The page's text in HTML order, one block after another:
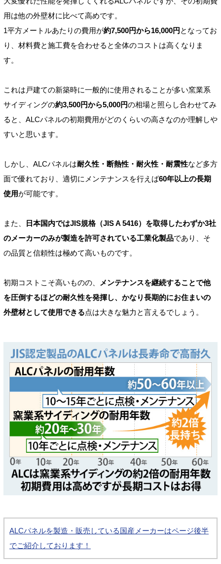
用は他の外壁材に比べて高めです。
1平方メートルあたりの費用が約7,500円から16,000円 となってお
り、材料費と施工費を合わせると全体のコストは高くなりま
す。
これは戸建ての新築時に一般的に使用されることが多い窯業系
サイディングの約3,500円から5,000円の相場と照らし合わせてみ
ると、ALCパネルの初期費用がどのくらいの高さなのか理解しや
すいと思います。
しかし、ALCパネルは耐久性・断熱性・耐火性・耐震性など多方
面で優れており、適切にメンテナンスを行えば60年以上の長期
使用が可能です。
また、
日本国内ではJIS規格（JIS A 5416）を取得したわずか3社
のメーカーのみが製造を許可されている工業化製品であり、そ
の品質と信頼性は極めて高いものです。
初期コストこそ高いものの、 メンテナンスを継続することで他
を圧倒するほどの耐久性を発揮し、かなり長期的にお住まいの
外壁材として使用できる点は大きな魅力と言えるでしょう。
ALCパネルを製造・販売している国産メーカーはページ後半
でご紹介しております！